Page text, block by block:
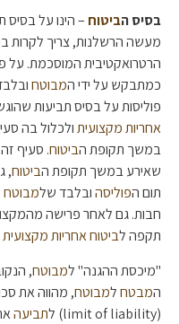
בסיס הביטוח – הינו על
מעשה הרשלנות, צריך לקרות
הרטרואקטיבית המוסכמת. על
כמתבקש על ידי המבוטח
פוליסות על בסיס תביעות
אחריות מקצועיתולכלול בה
במשך תקופת הביטוח. סעיף
שאירע במשך תקופת הביטוח,
תום הפוליסהובלבד שלמבוטח
חבות. גם לאחר פרישה
תקפה לביטוח אחריות מקצועית
"מיכסת ההגנה" למבוטח,
המבטחלמבוטח, מהווה את
(limit of liability) ל
תביעה